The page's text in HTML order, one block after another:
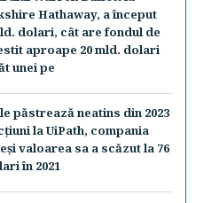
Hathaway, a început
dolari, cât are fondul de
aproape 20 mld. dolari
unei pe
păstrează neatins din 2023
la UiPath, compania
valoarea sa a scăzut la 76
în 2021